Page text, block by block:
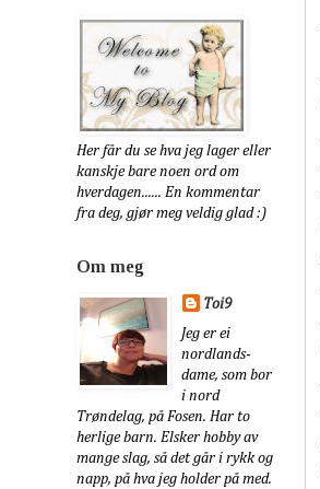
Her får du se hva jeg lager eller
kanskje bare noen ord om
hverdagen...... En kommentar
fra deg, gjør meg veldig glad :)
Om meg
Toi9
Jeg er ei
nordlands-
dame, som bor
i nord
Trøndelag, på Fosen. Har to
herlige barn. Elsker hobby av
mange slag, så det går i rykk og
napp, på hva jeg holder på med.